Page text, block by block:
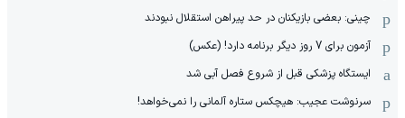
چینی: بعضی بازیکنان در حد پیراهن استقلال نبودند
آزمون برای 7 روز دیگر برنامه دارد! (عکس)
ایستگاه پزشکی قبل از شروع فصل آبی شد
سرنوشت عجیب: هیچکس ستاره آلمانی را نمی‌خواهد!